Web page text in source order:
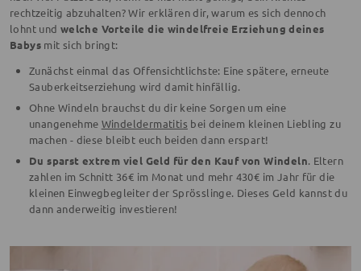
rechtzeitig abzuhalten? Wir erklären dir, warum es sich dennoch
lohnt und welche Vorteile die windelfreie Erziehung deines
Babysmit sich bringt:
Zunächst einmal das Offensichtlichste: Eine spätere, erneute
Sauberkeitserziehung wird damit hinfällig.
Ohne Windeln brauchst du dir keine Sorgen um eine
unangenehme Windeldermatitis bei deinem kleinen Liebling zu
machen - diese bleibt euch beiden dann erspart!
Du sparst extrem viel Geld für den Kauf von Windeln. Eltern
zahlen im Schnitt 36€ im Monat und mehr 430€ im Jahr für die
kleinen Einwegbegleiter der Sprösslinge. Dieses Geld kannst du
dann anderweitig investieren!